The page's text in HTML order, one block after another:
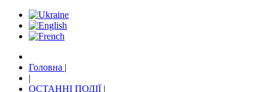
Головна |
|
ОСТАННІ ПОДІЇ |